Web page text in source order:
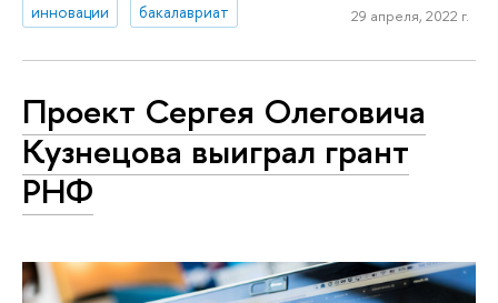
инновации бакалавриат 29 апреля, 2022 г.
Проект Сергея Олеговича
Кузнецова выиграл грант
РНФ